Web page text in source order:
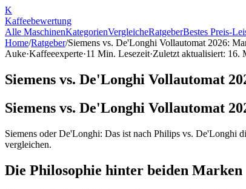
K
Kaffeebewertung
Alle MaschinenKategorienVergleicheRatgeberBestes Preis-
Home/Ratgeber/Siemens vs. De'Longhi Vollautomat 2026:
Auke·Kaffeeexperte·11 Min. Lesezeit·Zuletzt aktualisiert: 16.
Siemens vs. De'Longhi Vollautomat
Siemens vs. De'Longhi Vollautomat
Siemens oder De'Longhi: Das ist nach Philips vs. De'Longhi
vergleichen.
Die Philosophie hinter beiden Marken